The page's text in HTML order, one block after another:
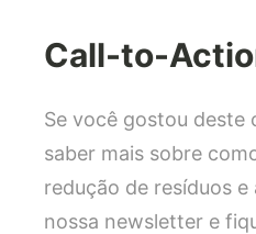
Call-to-
Se você gostou deste
saber mais sobre
redução de resíduos
nossa newsletter e